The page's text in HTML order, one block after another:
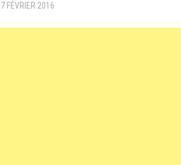
7 FÉVRIER 2016